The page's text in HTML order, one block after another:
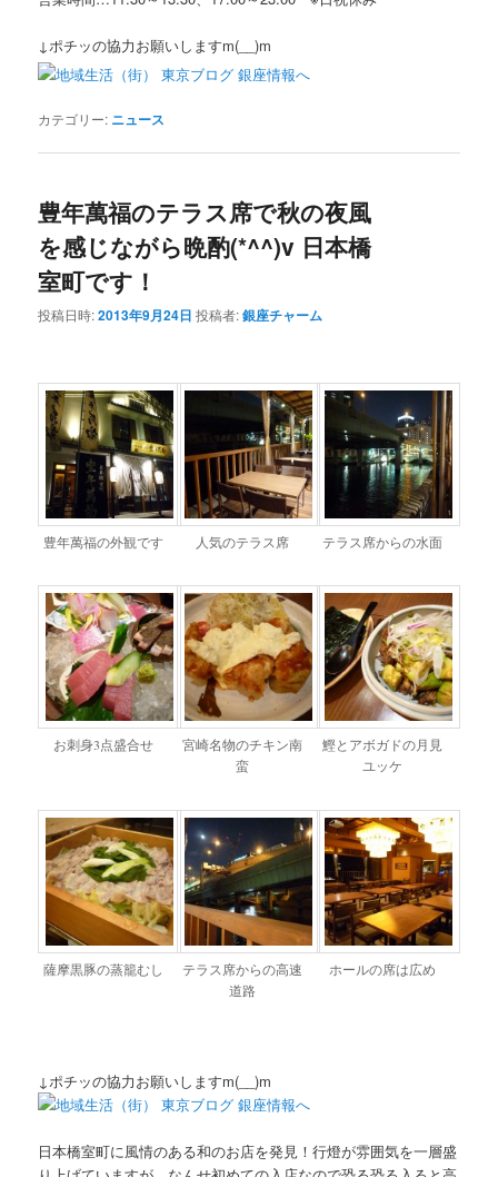
↓ポチッの協力お願いしますm(__)m
カテゴリー: ニュース
豊年萬福のテラス席で秋の夜風
を感じながら晩酌(*^^)v 日本橋
室町です！
投稿日時:2013年9月24日 投稿者:銀座チャーム
豊年萬福の外観です 人気のテラス席 テラス席からの水面
お刺身3点盛合せ
宮崎名物のチキン南
蛮
鰹とアボガドの月見
ユッケ
薩摩黒豚の蒸籠むし
テラス席からの高速
道路
ホールの席は広め
↓ポチッの協力お願いしますm(__)m
日本橋室町に風情のある和のお店を発見！行燈が雰囲気を一層盛